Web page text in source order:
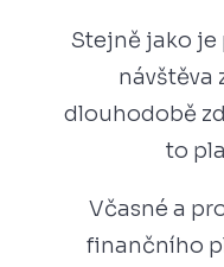
Stejně jako
návštěva
dlouhodobě
to
Včasné a
finančního